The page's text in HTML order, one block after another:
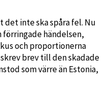
inte ska spåra fel. Nu
händelsen,
och proportionerna
brev till den skadade
som värre än Estonia,